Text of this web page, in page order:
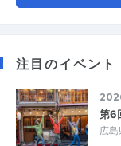
注目のイベント
第6
広